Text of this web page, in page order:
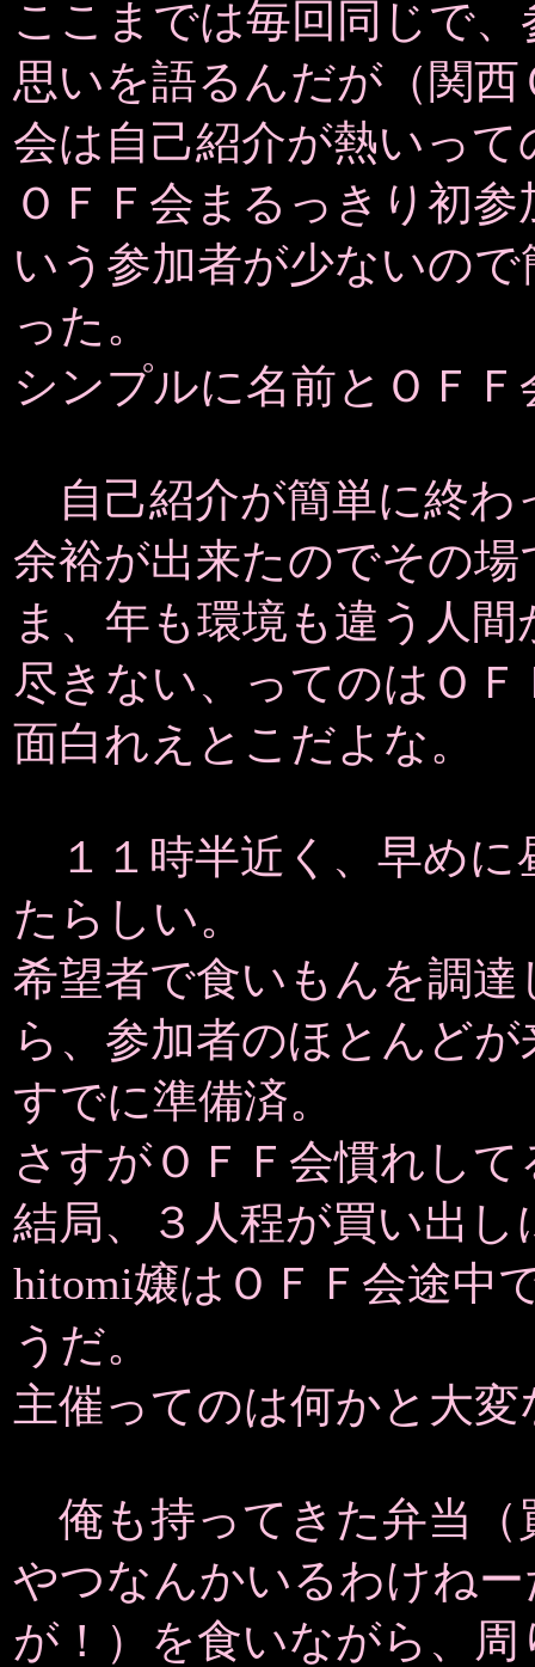
ここまでは毎回同じで
思いを語るんだが（関西
会は自己紹介が熱いっ
ＯＦＦ会まるっきり初参
いう参加者が少ないの
った。
シンプルに名前とＯＦ
自己紹介が簡単に終わ
余裕が出来たのでその場
ま、年も環境も違う人
尽きない、ってのはＯＦ
面白れえとこだよな。
１１時半近く、早めに
たらしい。
希望者で食いもんを調
ら、参加者のほとんど
すでに準備済。
さすがＯＦＦ会慣れして
結局、３人程が買い出し
hitomi嬢はＯＦＦ会途中
うだ。
主催ってのは何かと大
俺も持ってきた弁当（
やつなんかいるわけね
が！）を食いながら、